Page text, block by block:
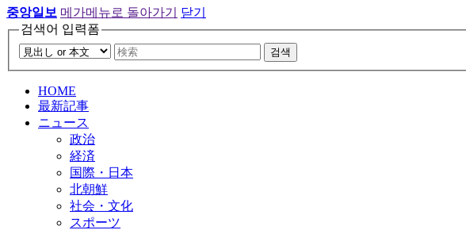
중앙일보 메가메뉴로 돌아가기
닫기
검색어 입력폼
검색
HOME
最新記事
ニュース
政治
経済
国際・日本
北朝鮮
社会・文化
スポーツ